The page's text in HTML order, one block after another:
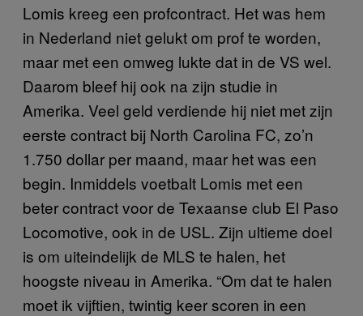
Lomis kreeg een profcontract. Het was hem
in Nederland niet gelukt om prof te worden,
maar met een omweg lukte dat in de VS wel.
Daarom bleef hij ook na zijn studie in
Amerika. Veel geld verdiende hij niet met zijn
eerste contract bij North Carolina FC, zo’n
1.750 dollar per maand, maar het was een
begin. Inmiddels voetbalt Lomis met een
beter contract voor de Texaanse club El Paso
Locomotive, ook in de USL. Zijn ultieme doel
is om uiteindelijk de MLS te halen, het
hoogste niveau in Amerika. “Om dat te halen
moet ik vijftien, twintig keer scoren in een